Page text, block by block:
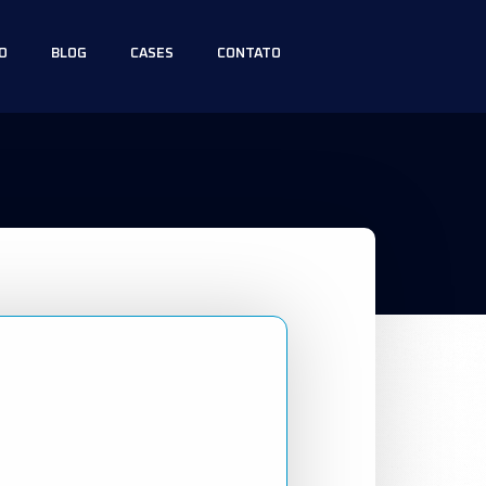
BLOG CASES CONTATO